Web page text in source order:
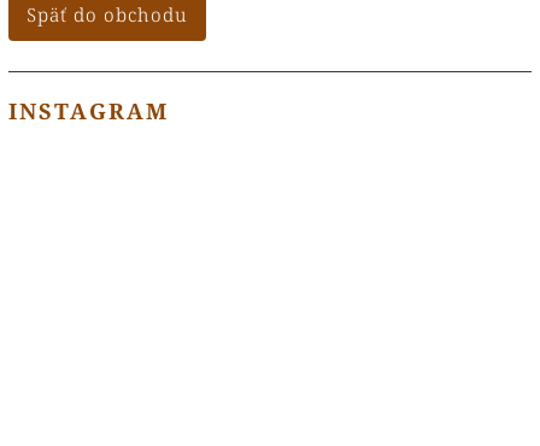
Späť do obchodu
INSTAGRAM